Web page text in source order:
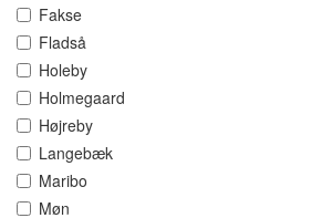
Fakse
Fladså
Holeby
Holmegaard
Højreby
Langebæk
Maribo
Møn